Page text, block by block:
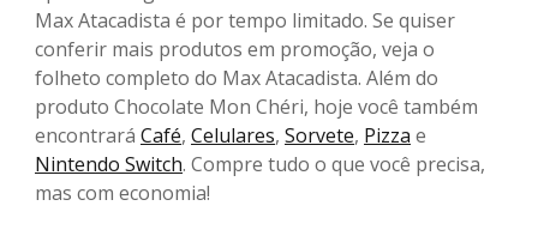
Max Atacadista é por tempo limitado. Se quiser
conferir mais produtos em promoção, veja o
folheto completo do Max Atacadista. Além do
produto Chocolate Mon Chéri, hoje você também
encontrará Café, Celulares, Sorvete, Pizza e
Nintendo Switch. Compre tudo o que você precisa,
mas com economia!